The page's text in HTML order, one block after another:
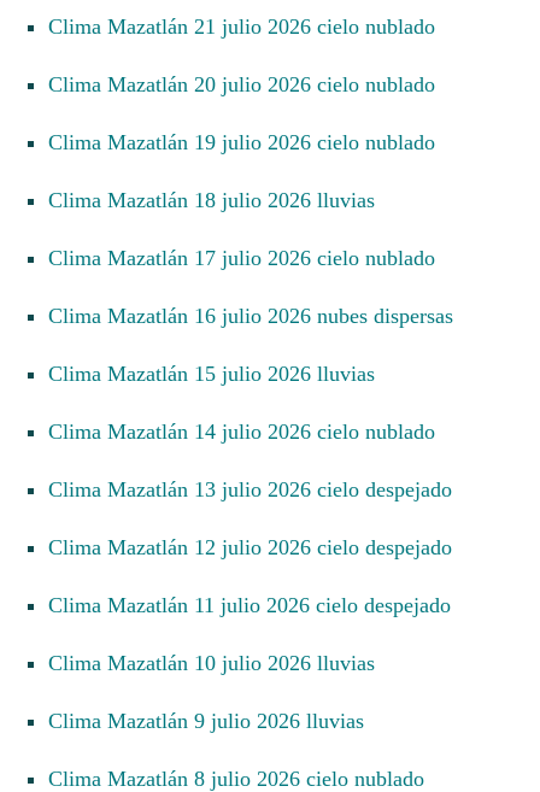
Clima Mazatlán 21 julio 2026 cielo nublado
Clima Mazatlán 20 julio 2026 cielo nublado
Clima Mazatlán 19 julio 2026 cielo nublado
Clima Mazatlán 18 julio 2026 lluvias
Clima Mazatlán 17 julio 2026 cielo nublado
Clima Mazatlán 16 julio 2026 nubes dispersas
Clima Mazatlán 15 julio 2026 lluvias
Clima Mazatlán 14 julio 2026 cielo nublado
Clima Mazatlán 13 julio 2026 cielo despejado
Clima Mazatlán 12 julio 2026 cielo despejado
Clima Mazatlán 11 julio 2026 cielo despejado
Clima Mazatlán 10 julio 2026 lluvias
Clima Mazatlán 9 julio 2026 lluvias
Clima Mazatlán 8 julio 2026 cielo nublado